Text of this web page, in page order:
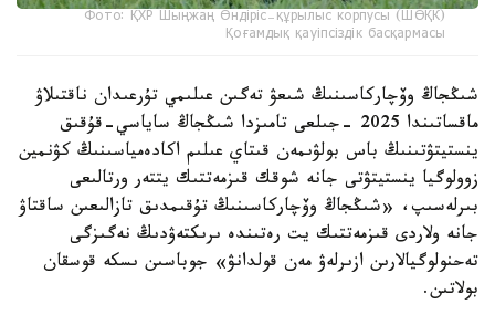
Фото: ҚХР Шыңжаң Өндіріс-құрылыс корпусы (ШӨҚК)
Қоғамдық қауіпсіздік басқармасы
شىڭجاڭ وۆچاركاسىنىڭ شىعۋ تەگىن عىلىمي تۇرعىدان ناقتىلاۋ
ماقساتىندا 2025 -جىلعى تامىزدا شىڭجاڭ ساياسي-قۇقىق
ينستيتۋتىنىڭ باس بولۋىمەن قىتاي عىلىم اكادەمياسىنىڭ كۋنمين
زوولوگيا ينستيتۋتى جانە شوقك قىزمەتتىك يتتەر ورتالىعى
بىرلەسىپ، «شىڭجاڭ وۆچاركاسىنىڭ تۇقىمدىق تازالىعىن ساقتاۋ
جانە ولاردى قىزمەتتىك يت رەتىندە ىرىكتەۋدىڭ نەگىزگى
تەحنولوگيالارىن ازىرلەۋ مەن قولدانۋ» جوباسىن ىسكە قوسقان
بولاتىن.